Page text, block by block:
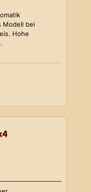
Modell bei
Hohe